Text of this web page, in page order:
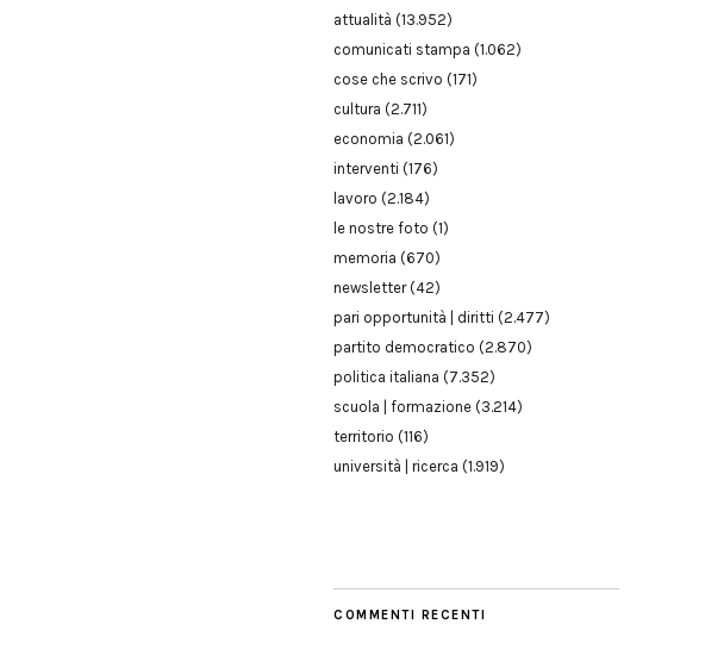
attualità (13.952)
comunicati stampa (1.062)
cose che scrivo (171)
cultura (2.711)
economia (2.061)
interventi (176)
lavoro (2.184)
le nostre foto (1)
memoria (670)
newsletter(42)
pari opportunità | diritti (2.477)
partito democratico (2.870)
politica italiana (7.352)
scuola | formazione (3.214)
territorio (116)
università | ricerca (1.919)
COMMENTI RECENTI